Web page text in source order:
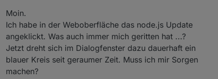
Size of iob-Database:
17M
/opt/iobroker/iobroker-data/objects.jsonl
/opt/iobroker/iobroker-data/states.jsonl
Recommended versions are nodejs 20.17.0
Your nodejs installation is correct
MEMORY:
total        used
funktioniert für Raspberry OS auch nicht. Also
ist das nicht aufwändiger als eine komplette
Neuinstallation. Mit Backup ist das in kurzer Zeit
Moin.
Ich habe in der Weboberfläche das node.js Update
angeklickt. Was auch immer mich geritten hat ...?
Jetzt dreht sich im Dialogfenster dazu dauerhaft ein
blauer Kreis seit geraumer Zeit. Muss ich mir Sorgen
machen?